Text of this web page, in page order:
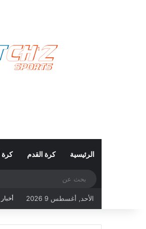
الرئيسية كرة القدم كرة
الأحد, أغسطس 9 2026